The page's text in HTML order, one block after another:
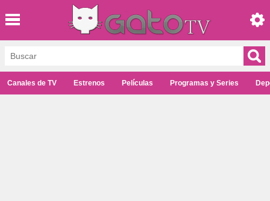
Canales de TV Estrenos Películas Programas y Series